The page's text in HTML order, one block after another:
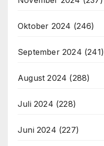
Oktober 2024 (246)
September 2024 (241)
August 2024 (288)
Juli 2024 (228)
Juni 2024 (227)